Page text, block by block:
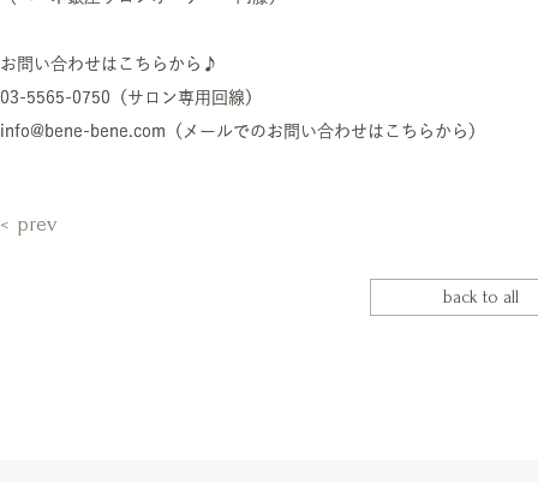
お問い合わせはこちらから♪
03-5565-0750（サロン専用回線）
info@bene-bene.com（メールでのお問い合わせはこちらから）
prev
back to all